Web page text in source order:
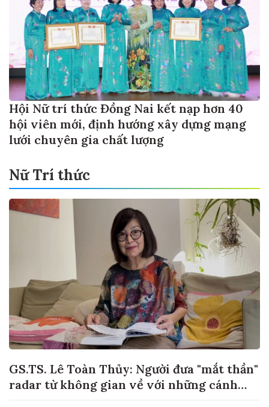
Hội Nữ trí thức Đồng Nai kết nạp hơn 40
hội viên mới, định hướng xây dựng mạng
lưới chuyên gia chất lượng
Nữ Trí thức
GS.TS. Lê Toàn Thủy: Người đưa "mắt thần"
radar từ không gian về với những cánh